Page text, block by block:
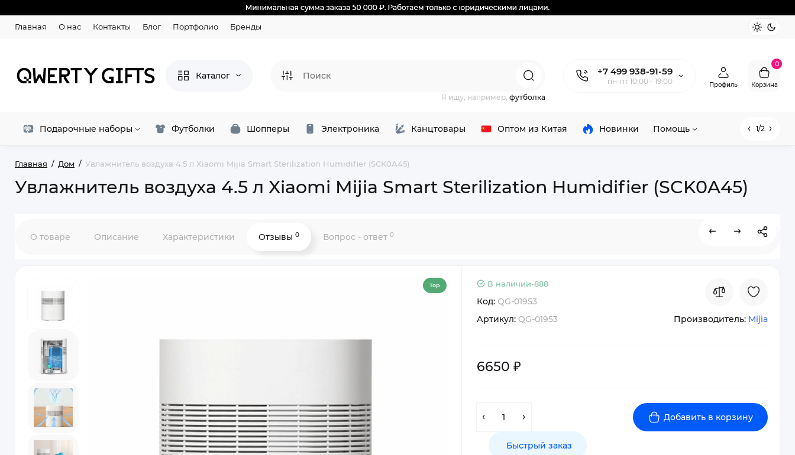
Главная О нас Контакты Блог Портфолио Бренды
Каталог +7 499 938-91-59
пн-пт 10:00 - 19:00
Я ищу, например, футболка
Профиль
0
Корзина
Подарочные наборы Футболки Шопперы Электроника Канцтовары Оптом из Китая Новинки Помощь 1/2
Главная Дом Увлажнитель воздуха 4.5 л Xiaomi Mijia Smart Sterilization Humidifier (SCK0A45)
Увлажнитель воздуха 4.5 л Xiaomi Mijia Smart Sterilization Humidifier (SCK0A45)
О товаре Описание Характеристики Отзывы 0 Вопрос - ответ 0
Top В наличии-888
Код: QG-01953
Артикул: QG-01953 Производитель: Mijia
6650 ₽
Добавить в корзину
Быстрый заказ